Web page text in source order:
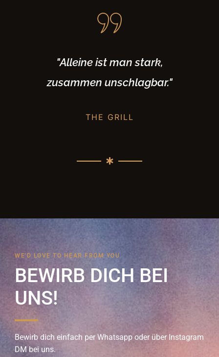
"Alleine ist man stark,
zusammen unschlagbar."
THE GRILL
WE'D LOVE TO HEAR FROM YOU
BEWIRB DICH BEI
UNS!
Bewirb dich einfach per Whatsapp oder über Instagram
DM bei uns.